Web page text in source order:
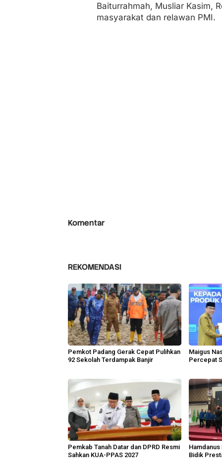
Baiturrahmah, Musliar Kasim,
masyarakat dan relawan PMI.
Komentar
REKOMENDASI
Pemkot Padang Gerak Cepat Pulihkan
92 Sekolah Terdampak Banjir
Maigus
Percepat
Pemkab Tanah Datar dan DPRD Resmi
Sahkan KUA-PPAS 2027
Hamdanus
Bidik